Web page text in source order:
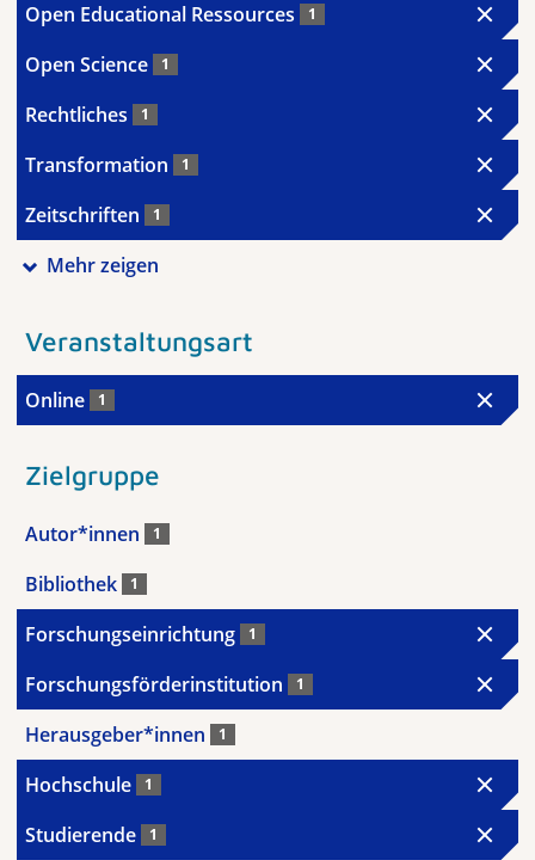
Open Educational Ressources 1
Open Science 1
Rechtliches 1
Transformation 1
Zeitschriften 1
Mehr zeigen
Veranstaltungsart
Online 1
Zielgruppe
Autor*innen 1
Bibliothek 1
Forschungseinrichtung 1
Forschungsförderinstitution 1
Herausgeber*innen 1
Hochschule 1
Studierende 1